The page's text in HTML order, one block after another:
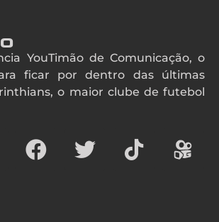
YouTimão de Comunicação, o
ficar por dentro das últimas
o maior clube de futebol